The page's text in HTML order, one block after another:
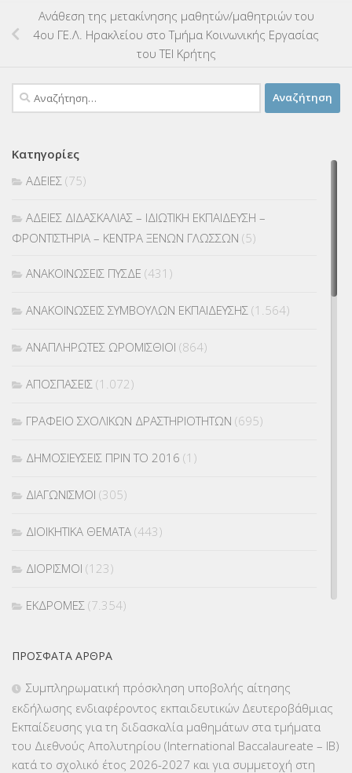
Ανάθεση της μετακίνησης μαθητών/μαθητριών του
4ου ΓΕ.Λ. Ηρακλείου στo Τμήμα Κοινωνικής Εργασίας
του ΤΕΙ Κρήτης
Αναζήτηση
για:
Κατηγορίες
ΑΔΕΙΕΣ (75)
ΑΔΕΙΕΣ ΔΙΔΑΣΚΑΛΙΑΣ – ΙΔΙΩΤΙΚΗ ΕΚΠΑΙΔΕΥΣΗ –
ΦΡΟΝΤΙΣΤΗΡΙΑ – ΚΕΝΤΡΑ ΞΕΝΩΝ ΓΛΩΣΣΩΝ (5)
ΑΝΑΚΟΙΝΩΣΕΙΣ ΠΥΣΔΕ (431)
ΑΝΑΚΟΙΝΩΣΕΙΣ ΣΥΜΒΟΥΛΩΝ ΕΚΠΑΙΔΕΥΣΗΣ (1.564)
ΑΝΑΠΛΗΡΩΤΕΣ ΩΡΟΜΙΣΘΙΟΙ (864)
ΑΠΟΣΠΑΣΕΙΣ (1.072)
ΓΡΑΦΕΙΟ ΣΧΟΛΙΚΩΝ ΔΡΑΣΤΗΡΙΟΤΗΤΩΝ (695)
ΔΗΜΟΣΙΕΥΣΕΙΣ ΠΡΙΝ ΤΟ 2016 (1)
ΔΙΑΓΩΝΙΣΜΟΙ (305)
ΔΙΟΙΚΗΤΙΚΑ ΘΕΜΑΤΑ (443)
ΔΙΟΡΙΣΜΟΙ (123)
ΕΚΔΡΟΜΕΣ (7.354)
ΕΠΙΜΟΡΦΩΣΗ Τ.Π.Ε.(10)
ΕΥΡΩΠΑΪΚΑ ΠΡΟΓΡΑΜΜΑΤΑ(230)
ΠΡΌΣΦΑΤΑ ΆΡΘΡΑ
Συμπληρωματική πρόσκληση υποβολής αίτησης
εκδήλωσης ενδιαφέροντος εκπαιδευτικών Δευτεροβάθμιας
Εκπαίδευσης για τη διδασκαλία μαθημάτων στα τμήματα
του Διεθνούς Απολυτηρίου (International Baccalaureate – IB)
κατά το σχολικό έτος 2026-2027 και για συμμετοχή στη